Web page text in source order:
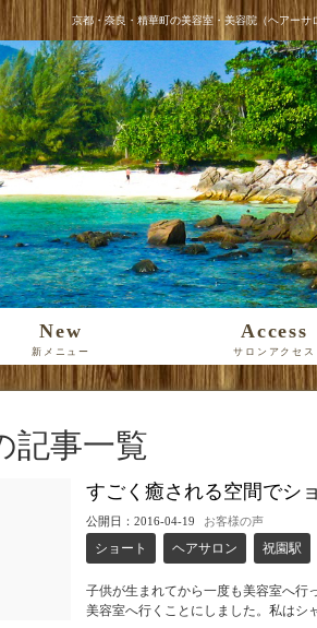
京都・奈良・精華町の美容室・美容院（ヘアーサ
New
新メニュー
Access
サロンアクセス
記事一覧
すごく癒される空間でシ
公開日：2016-04-19 お客様の声
ショート ヘアサロン 祝園駅
子供が生まれてから一度も美容室へ行
美容室へ行くことにしました。私はシ